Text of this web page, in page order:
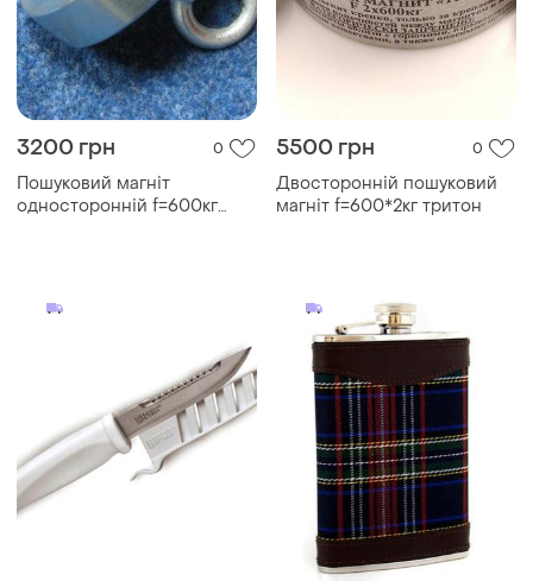
3200 грн 0
Пошуковий магніт
односторонній f=600кг
5500 грн 0
Двосторонній пошуковий
магніт f=600*2кг тритон